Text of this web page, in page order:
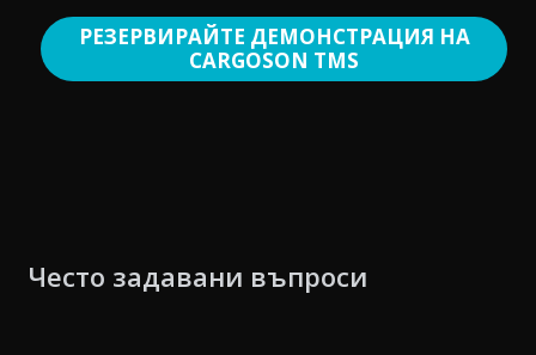
РЕЗЕРВИРАЙТЕ ДЕМОНСТРАЦИЯ НА
CARGOSON TMS
Често задавани въпроси